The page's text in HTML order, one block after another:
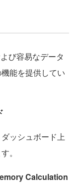
び容易なデータ
能を提供してい
ッシュボード上
。
Calculation